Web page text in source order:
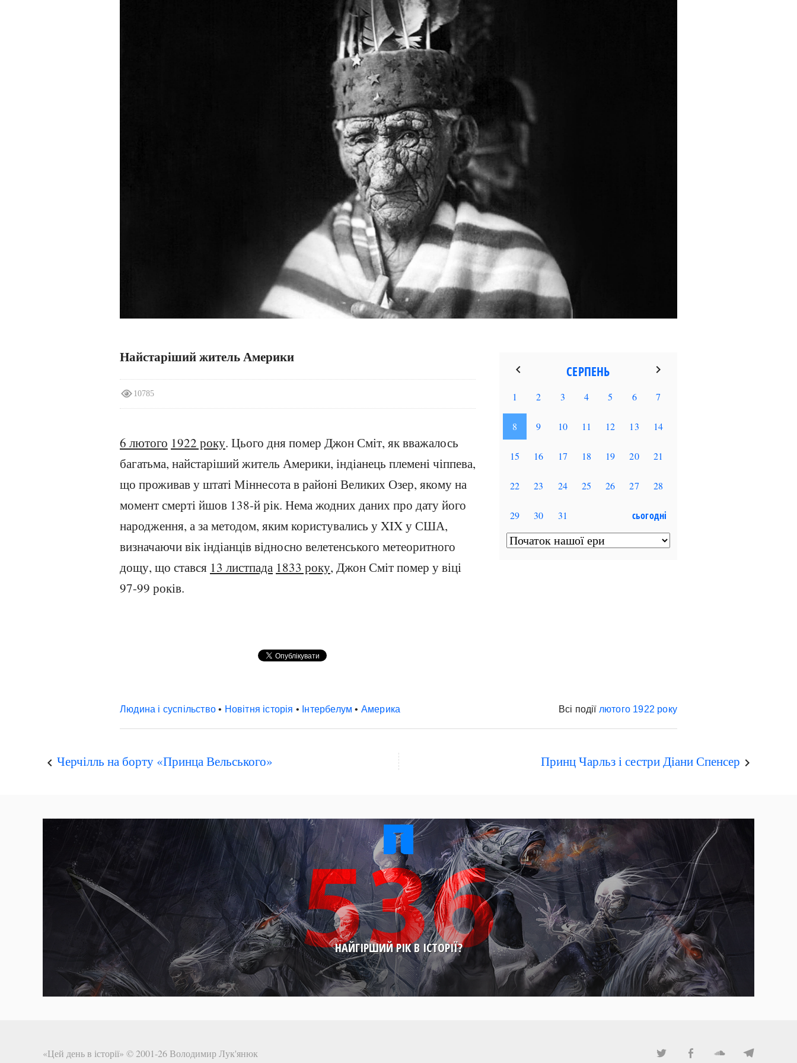
Найстаріший житель Америки
10785
6 лютого 1922 року. Цього дня помер Джон Сміт, як вважалось
багатьма, найстаріший житель Америки, індіанець племені чіппева,
що проживав у штаті Міннесота в районі Великих Озер, якому на
момент смерті йшов 138-й рік. Нема жодних даних про дату його
народження, а за методом, яким користувались у XIX у США,
визначаючи вік індіанців відносно велетенського метеоритного
дощу, що стався 13 листпада 1833 року, Джон Сміт помер у віці
97-99 років.
Людина і суспільство • Новітня історія • Інтербелум • Америка Всі події лютого 1922 року
keyboard_arrow_left Черчілль на борту «Принца Вельського» Принц Чарльз і сестри Діани Спенсер keyboard_arrow_right
НАЙГІРШИЙ РІК В ІСТОРІЇ?
«Цей день в історії» © 2001-26 Володимир Лук'янюк